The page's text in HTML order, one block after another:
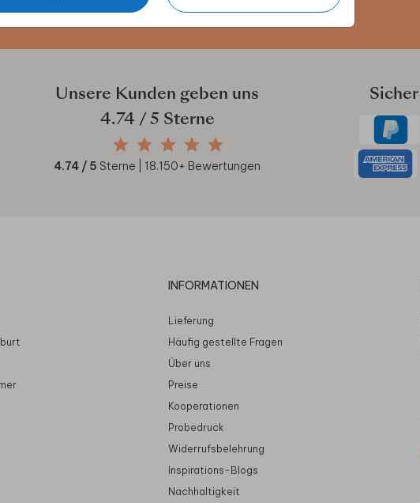
Unsere Kunden geben uns
4.74/ 5 Sterne
4.74 / 5 Sterne | 18.150+ Bewertungen
INFORMATIONEN
Lieferung
Häufig gestellte Fragen
Über uns
Preise
Kooperationen
Probedruck
Widerrufsbelehrung
Inspirations-Blogs
Nachhaltigkeit